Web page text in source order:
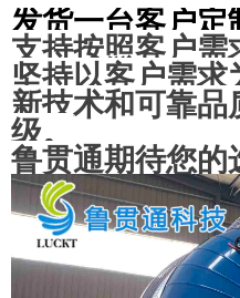
发货一台客户定
支持按照客户
坚持以客户需求
新技术和可靠
级。
鲁贯通期待您的
扫描微信二